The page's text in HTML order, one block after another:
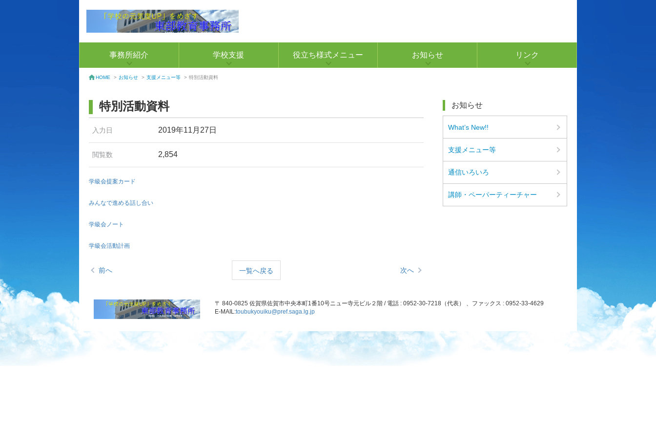
事務所紹介 学校支援 役立ち様式メニュー お知らせ リンク
HOME > お知らせ > 支援メニュー等 > 特別活動資料
特別活動資料
入力日 2019年11月27日
閲覧数 2,854
学級会提案カード
みんなで進める話し合い
学級会ノート
学級会活動計画
前へ 一覧へ戻る 次へ
お知らせ
What’s New!!
支援メニュー等
通信いろいろ
講師・ペーパーティーチャー
〒 840-0825 佐賀県佐賀市中央本町1番10号ニュー寺元ビル２階 / 電話 : 0952-30-7218（代表） 、ファックス : 0952-33-4629
E-MAIL:toubukyouiku@pref.saga.lg.jp